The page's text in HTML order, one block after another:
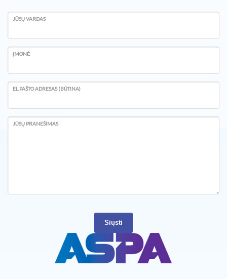
JŪSŲ VARDAS
ĮMONĖ
EL.PAŠTO ADRESAS (BŪTINA)
JŪSŲ PRANEŠIMAS
Siųsti